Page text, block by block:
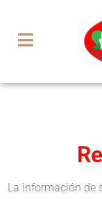
La información de